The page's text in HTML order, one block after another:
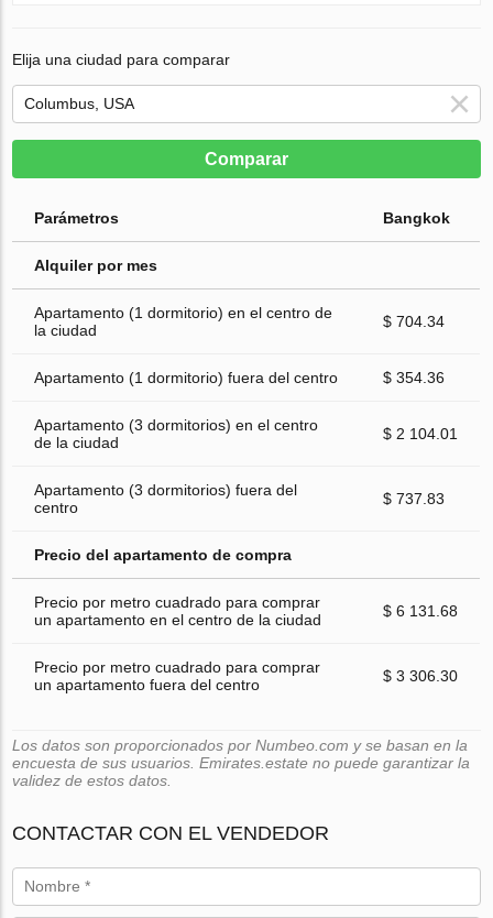
Elija una ciudad para comparar
Comparar
Parámetros Bangkok
Alquiler por mes
Apartamento (1 dormitorio) en el centro de
la ciudad
$ 704.34
Apartamento (1 dormitorio) fuera del centro $ 354.36
Apartamento (3 dormitorios) en el centro
de la ciudad
$ 2 104.01
Apartamento (3 dormitorios) fuera del
centro
$ 737.83
Precio del apartamento de compra
Precio por metro cuadrado para comprar
un apartamento en el centro de la ciudad
$ 6 131.68
Precio por metro cuadrado para comprar
un apartamento fuera del centro
$ 3 306.30
Los datos son proporcionados por Numbeo.com y se basan en la
encuesta de sus usuarios. Emirates.estate no puede garantizar la
validez de estos datos.
CONTACTAR CON EL VENDEDOR